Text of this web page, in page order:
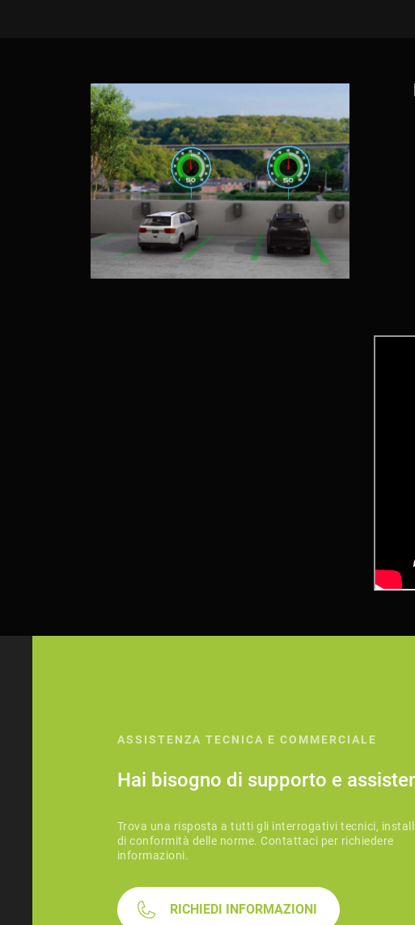
ASSISTENZA TECNICA E COMMERCIALE
Hai bisogno di supporto e
Trova una risposta a tutti gli interrogativi tecnici,
di conformità delle norme. Contattaci per richiedere
informazioni.
RICHIEDI INFORMAZIONI